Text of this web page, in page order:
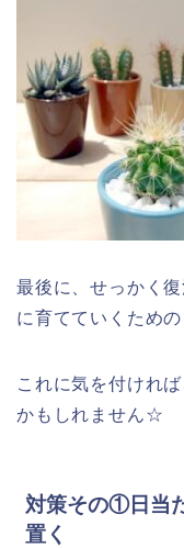
最後に、せっかく
に育てていくため
これに気を付けれ
かもしれません☆
対策その①日当
置く